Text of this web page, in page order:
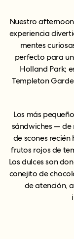
Nuestro
experiencia
mentes
perfecto para
Holland Park;
Templeton
Los más
sándwiches —
de scones
frutos rojos de
Los dulces son
conejito de
de atención,